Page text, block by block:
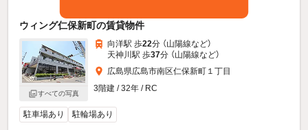
ウィング仁保新町の賃貸物件
すべての写真
向洋駅 歩22分 （山陽線など）
天神川駅 歩37分 （山陽線など）
広島県広島市南区仁保新町１丁目
3階建 / 32年 / RC
駐車場あり 駐輪場あり